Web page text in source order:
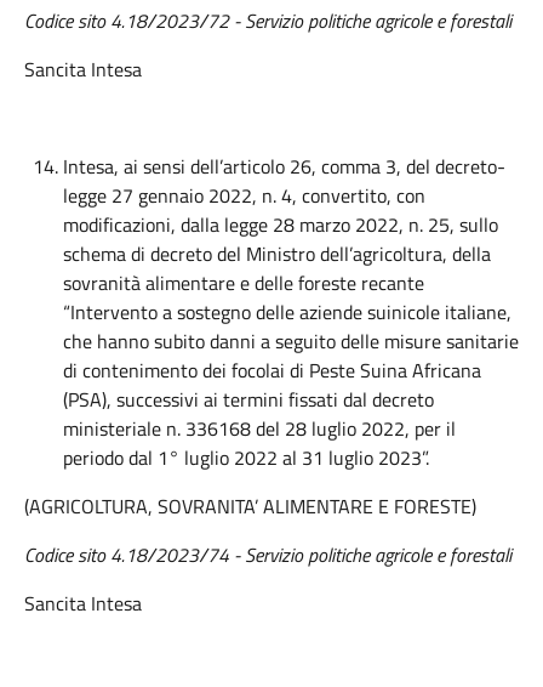
Codice sito 4.18/2023/72 - Servizio politiche agricole e forestali
Sancita Intesa
Intesa, ai sensi dell’articolo 26, comma 3, del decreto-
legge 27 gennaio 2022, n. 4, convertito, con
modificazioni, dalla legge 28 marzo 2022, n. 25, sullo
schema di decreto del Ministro dell’agricoltura, della
sovranità alimentare e delle foreste recante
“Intervento a sostegno delle aziende suinicole italiane,
che hanno subito danni a seguito delle misure sanitarie
di contenimento dei focolai di Peste Suina Africana
(PSA), successivi ai termini fissati dal decreto
ministeriale n. 336168 del 28 luglio 2022, per il
periodo dal 1° luglio 2022 al 31 luglio 2023”.
(AGRICOLTURA, SOVRANITA’ ALIMENTARE E FORESTE)
Codice sito 4.18/2023/74 - Servizio politiche agricole e forestali
Sancita Intesa